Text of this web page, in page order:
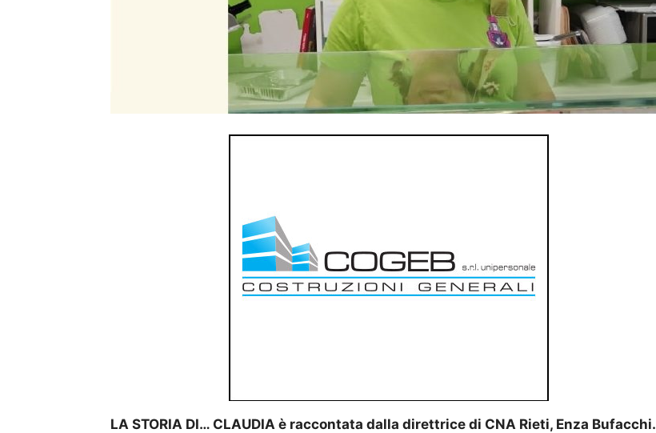
LA STORIA DI… CLAUDIA è raccontata dalla direttrice di CNA Rieti, Enza Bufacchi.